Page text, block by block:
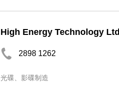
High Energy Technology Ltd
2898 1262
光碟、影碟制造